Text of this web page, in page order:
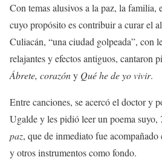
Con temas alusivos a la paz, la familia,
cuyo propósito es contribuir a curar el
Culiacán, “una ciudad golpeada”, con
relajantes y efectos antiguos, cantaron
Ábrete, corazóny Qué he de yo vivir.
Entre canciones, se acercó el doctor y
Ugalde y les pidió leer un poema suyo,
paz, que de inmediato fue
y otros instrumentos como fondo.